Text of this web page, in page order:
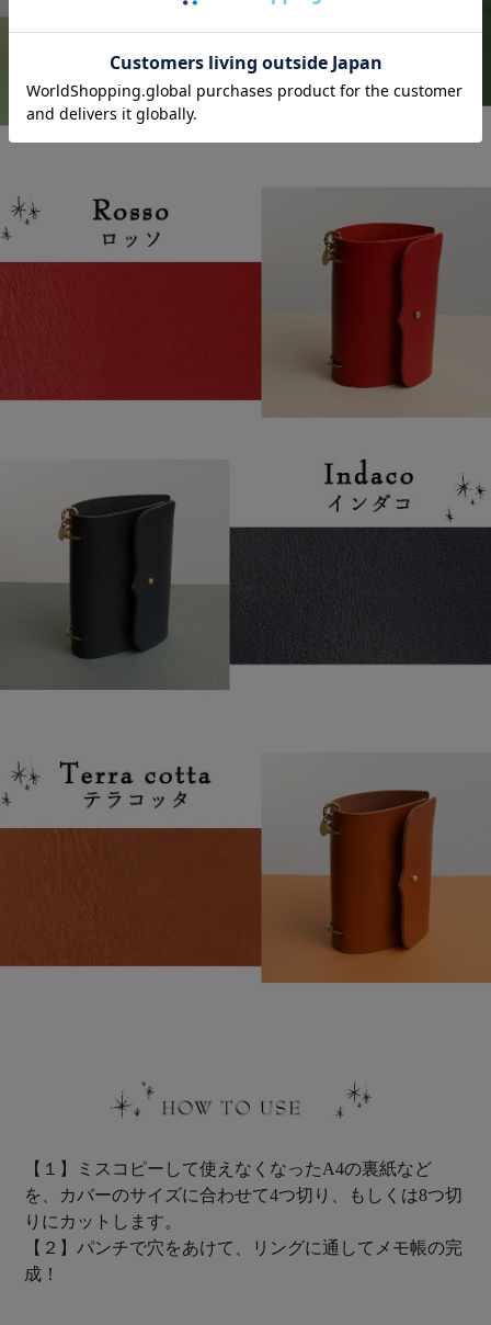
【１】ミスコピーして使えなくなったA4の裏紙など
を、カバーのサイズに合わせて4つ切り、もしくは8つ切
りにカットします。
【２】パンチで穴をあけて、リングに通してメモ帳の完
成！